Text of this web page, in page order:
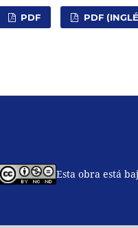
PDF PDF
Esta obra está